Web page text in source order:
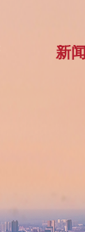
新